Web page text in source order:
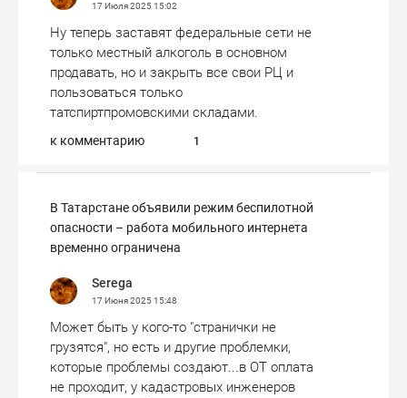
17 Июля 202515:02
Ну теперь заставят федеральные сети не
только местный алкоголь в основном
продавать, но и закрыть все свои РЦ и
пользоваться только
татспиртпромовскими складами.
к комментарию 1
В Татарстане объявили режим беспилотной
опасности – работа мобильного интернета
временно ограничена
Serega
17 Июня 202515:48
Может быть у кого-то "странички не
грузятся", но есть и другие проблемки,
которые проблемы создают...в ОТ оплата
не проходит, у кадастровых инженеров